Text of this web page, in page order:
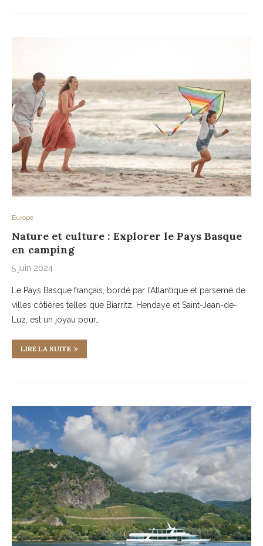
Europe
Nature et culture : Explorer le Pays Basque
en camping
5 juin 2024
Le Pays Basque français, bordé par l’Atlantique et parsemé de
villes côtières telles que Biarritz, Hendaye et Saint-Jean-de-
Luz, est un joyau pour…
LIRE LA SUITE